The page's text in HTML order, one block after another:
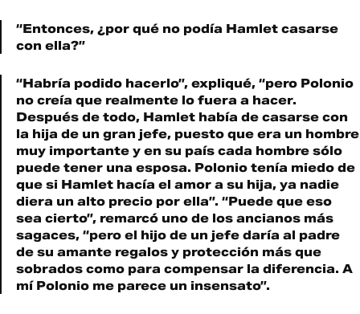
“Entonces, ¿por qué no podía Hamlet casarse
con ella?”
“Habría podido hacerlo”, expliqué, “pero Polonio
no creía que realmente lo fuera a hacer.
Después de todo, Hamlet había de casarse con
la hija de un gran jefe, puesto que era un hombre
muy importante y en su país cada hombre sólo
puede tener una esposa. Polonio tenía miedo de
que si Hamlet hacía el amor a su hija, ya nadie
diera un alto precio por ella”. “Puede que eso
sea cierto”, remarcó uno de los ancianos más
sagaces, “pero el hijo de un jefe daría al padre
de su amante regalos y protección más que
sobrados como para compensar la diferencia. A
mí Polonio me parece un insensato”.